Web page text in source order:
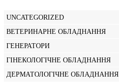
UNCATEGORIZED
ВЕТЕРИНАРНЕ ОБЛАДНАННЯ
ГЕНЕРАТОРИ
ГІНЕКОЛОГІЧНЕ ОБЛАДНАННЯ
ДЕРМАТОЛОГІЧНЕ ОБЛАДНАННЯ